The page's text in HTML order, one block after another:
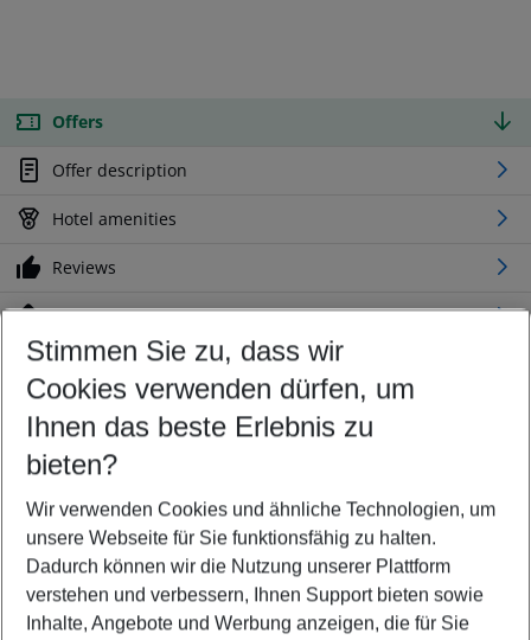
Offers
Offer description
Hotel amenities
Reviews
Location
Customize your offer
Find the perfect deal which suits your best
Your departure airport
Any airport
Select your date range
11/08/26–09/08/27 5-8 nights
Who will travel
2 adults No children
Stimmen Sie zu, dass wir
Cookies verwenden dürfen, um
Ihnen das beste Erlebnis zu
bieten?
Wir verwenden Cookies und ähnliche Technologien, um
unsere Webseite für Sie funktionsfähig zu halten.
Dadurch können wir die Nutzung unserer Plattform
verstehen und verbessern, Ihnen Support bieten sowie
Inhalte, Angebote und Werbung anzeigen, die für Sie